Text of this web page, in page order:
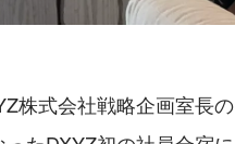
株式会社戦略企画室長の